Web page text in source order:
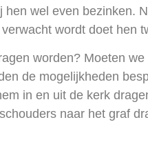
wel even bezinken.
wordt doet hen
worden? Moeten we
de mogelijkheden
in en uit de kerk
naar het graf